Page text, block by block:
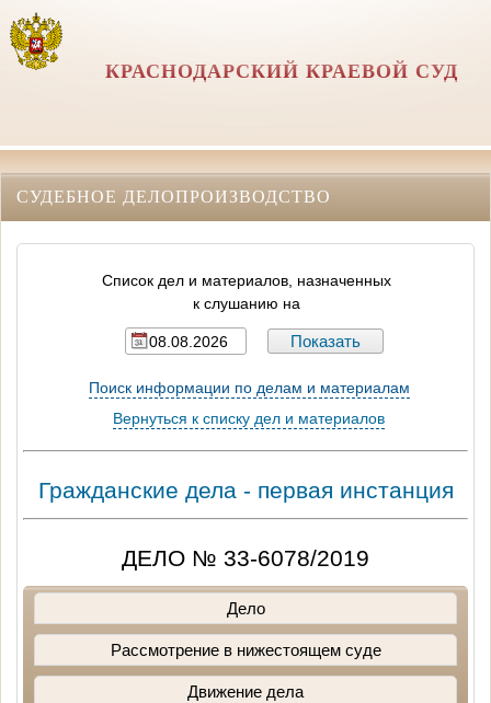
КРАСНОДАРСКИЙ КРАЕВОЙ СУД
СУДЕБНОЕ ДЕЛОПРОИЗВОДСТВО
Список дел и материалов, назначенных
к слушанию на
Поиск информации по делам и материалам
Вернуться к списку дел и материалов
Гражданские дела - первая инстанция
ДЕЛО № 33-6078/2019
Дело
Рассмотрение в нижестоящем суде
Движение дела